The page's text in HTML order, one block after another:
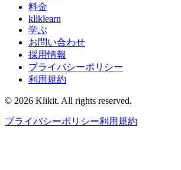
料金
kliklearn
学ぶ
お問い合わせ
採用情報
プライバシーポリシー
利用規約
© 2026 Klikit. All rights reserved.
プライバシーポリシー利用規約